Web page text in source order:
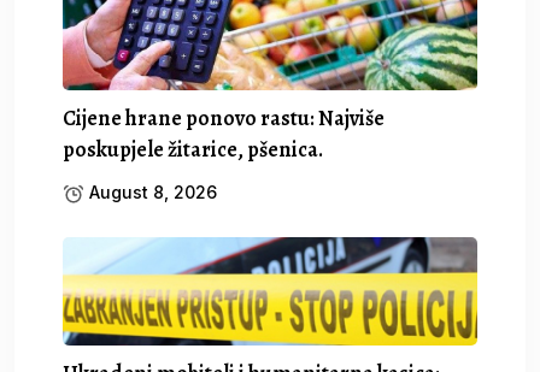
Cijene hrane ponovo rastu: Najviše
poskupjele žitarice, pšenica.
August 8, 2026